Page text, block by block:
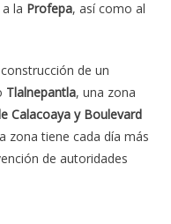
la Profepa, así como al
de un
Tlalnepantla, una zona
Calacoaya y Boulevard
zona tiene cada día más
de autoridades